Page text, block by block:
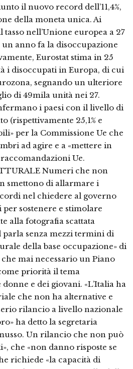
il nuovo record dell’11,4%,
della moneta unica. Ai
nell’Unione europea a 27
un anno fa la disoccupazione
Eurostat stima in 25
i disoccupati in Europa, di cui
segnando un ulteriore
di 49mila unità nei 27.
i paesi con il livello di
(rispettivamente 25,1% e
per la Commissione Ue che
ad agire e a «mettere in
Ue.
Numeri che non
smettono di allarmare i
nel chiedere al governo
sostenere e stimolare
alla fotografia scattata
parla senza mezzi termini di
della base occupazione» di
mai necessario un Piano
priorità il tema
e dei giovani. «L’Italia ha
che non ha alternative e
rilancio a livello nazionale
ha detto la segretaria
Un rilancio che non può
che «non danno risposte se
richiede «la capacità di